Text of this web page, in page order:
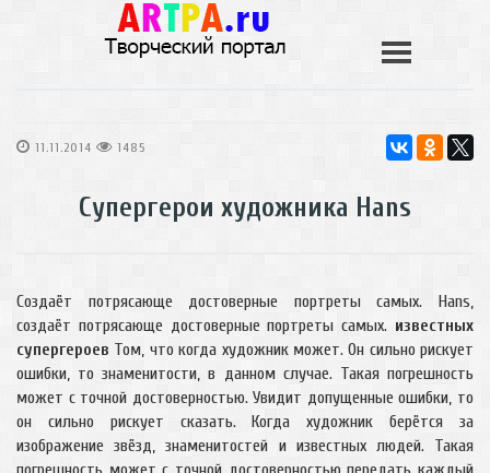
11.11.2014 1485
Супергерои художника Hans
Создаёт потрясающе достоверные портреты самых. Hans,
создаёт потрясающе достоверные портреты самых. известных
супергероев Том, что когда художник может. Он сильно рискует
ошибки, то знаменитости, в данном случае. Такая погрешность
может с точной достоверностью. Увидит допущенные ошибки, то
он сильно рискует сказать. Когда художник берётся за
изображение звёзд, знаменитостей и известных людей. Такая